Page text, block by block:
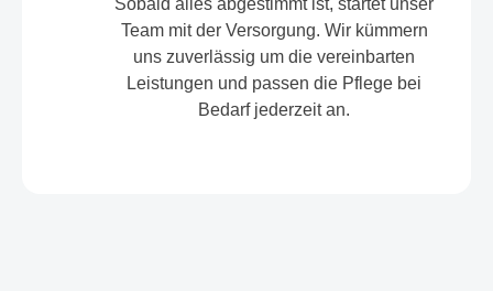
Sobald alles abgestimmt ist, startet unser
Team mit der Versorgung. Wir kümmern
uns zuverlässig um die vereinbarten
Leistungen und passen die Pflege bei
Bedarf jederzeit an.